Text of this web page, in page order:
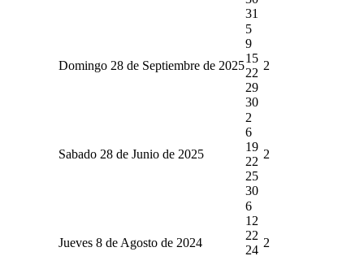
31
Domingo 28 de Septiembre de 2025
5
9
15
22
29
30
2
Sabado 28 de Junio de 2025
2
6
19
22
25
30
2
Jueves 8 de Agosto de 2024
6
12
22
24
2